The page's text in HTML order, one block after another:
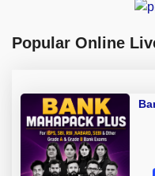
Popular Online